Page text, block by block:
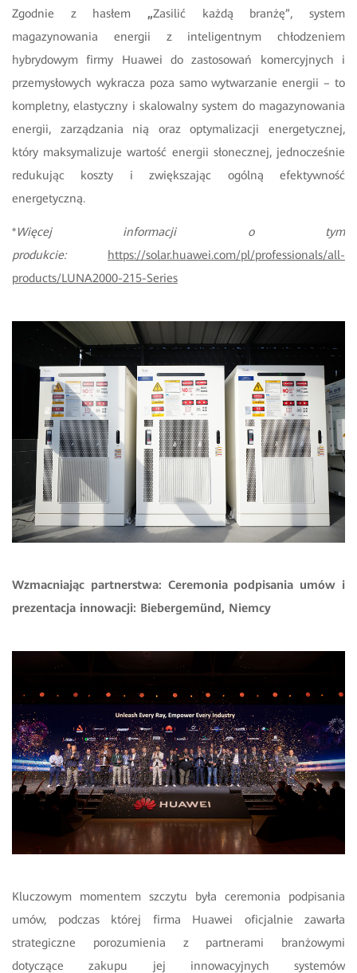
Zgodnie z hasłem „Zasilić każdą branżę”, system
magazynowania energii z inteligentnym chłodzeniem
hybrydowym firmy Huawei do zastosowań komercyjnych i
przemysłowych wykracza poza samo wytwarzanie energii – to
kompletny, elastyczny i skalowalny system do magazynowania
energii, zarządzania nią oraz optymalizacji energetycznej,
który maksymalizuje wartość energii słonecznej, jednocześnie
redukując koszty i zwiększając ogólną efektywność
energetyczną.
*Więcej informacji o tym
produkcie:
https://solar.huawei.com/pl/professionals/all-
products/LUNA2000-215-Series
Wzmacniając partnerstwa: Ceremonia podpisania umów i
prezentacja innowacji: Biebergemünd, Niemcy
Kluczowym momentem szczytu była ceremonia podpisania
umów, podczas której firma Huawei oficjalnie zawarła
strategiczne porozumienia z partnerami branżowymi
dotyczące zakupu jej innowacyjnych systemów